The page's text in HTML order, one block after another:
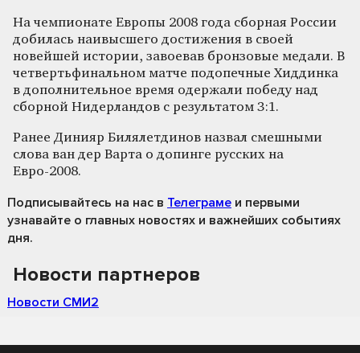
На чемпионате Европы 2008 года сборная России
добилась наивысшего достижения в своей
новейшей истории, завоевав бронзовые медали. В
четвертьфинальном матче подопечные Хиддинка
в дополнительное время одержали победу над
сборной Нидерландов с результатом 3:1.
Ранее Динияр Билялетдинов назвал смешными
слова ван дер Варта о допинге русских на
Евро-2008.
Подписывайтесь на нас в Телеграме и первыми
узнавайте о главных новостях и важнейших событиях
дня.
Новости партнеров
Новости СМИ2